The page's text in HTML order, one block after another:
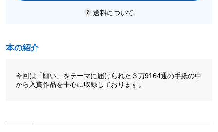
送料について
本の紹介
今回は「願い」をテーマに届けられた３万9164通の手紙の中
から入賞作品を中心に収録しております。